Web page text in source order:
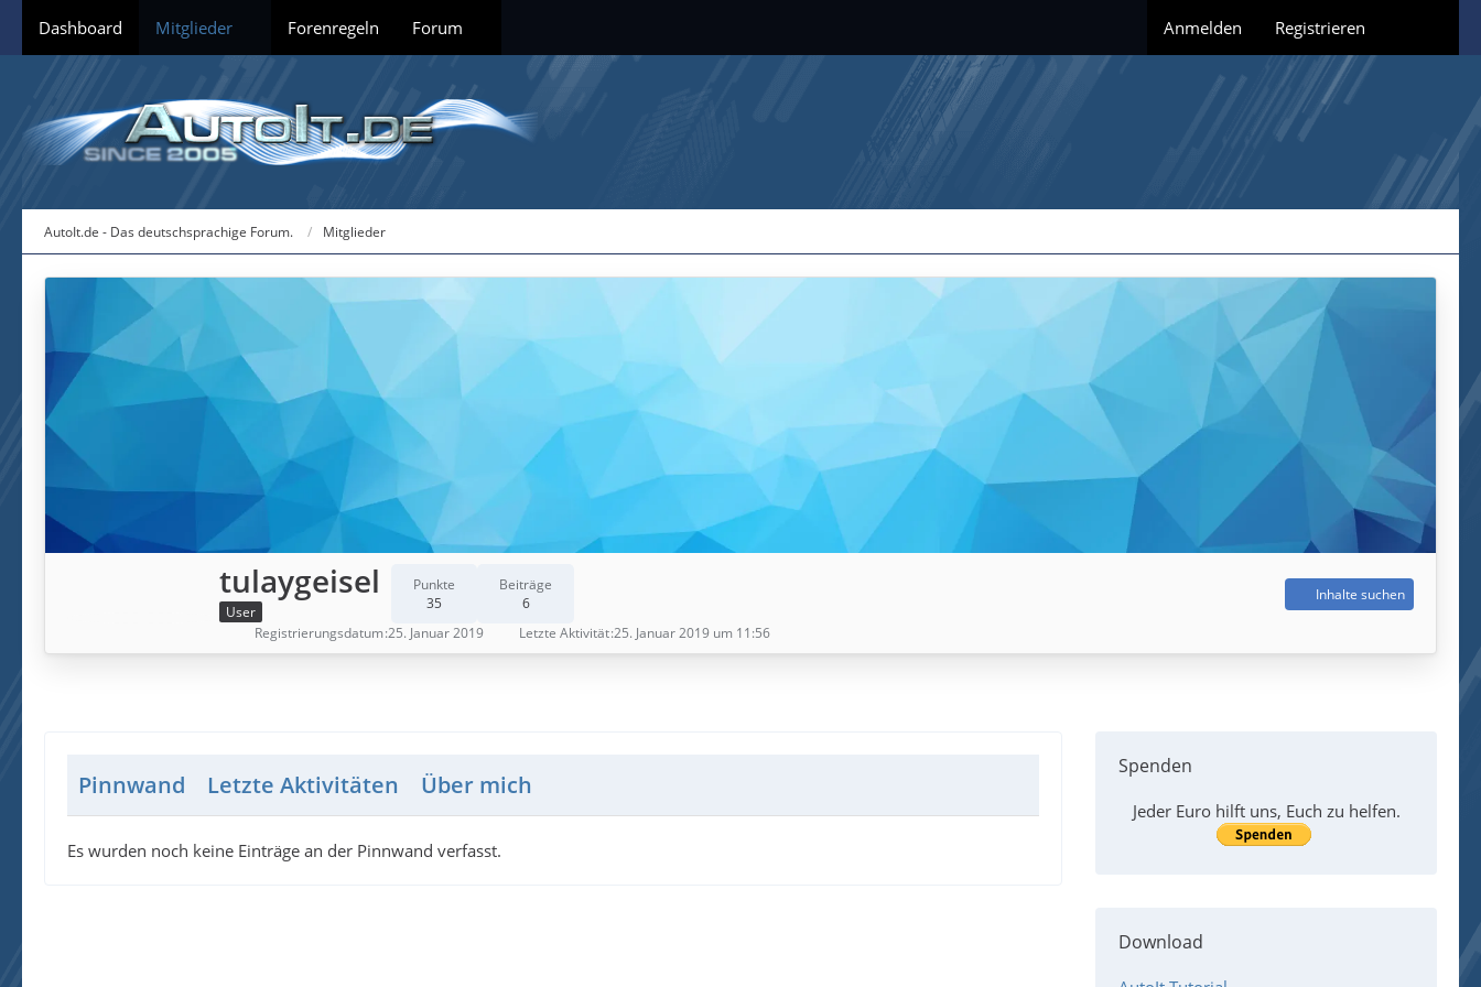
Dashboard Mitglieder Forenregeln Forum Anmelden Registrieren
AutoIt.de - Das deutschsprachige Forum. Mitglieder
tulaygeisel
User
Punkte
35
Beiträge
6
Inhalte suchen
Registrierungsdatum 25. Januar 2019 Letzte Aktivität 25. Januar 2019 um 11:56
Pinnwand Letzte Aktivitäten Über mich
Es wurden noch keine Einträge an der Pinnwand verfasst.
Spenden
Jeder Euro hilft uns, Euch zu helfen.
Download